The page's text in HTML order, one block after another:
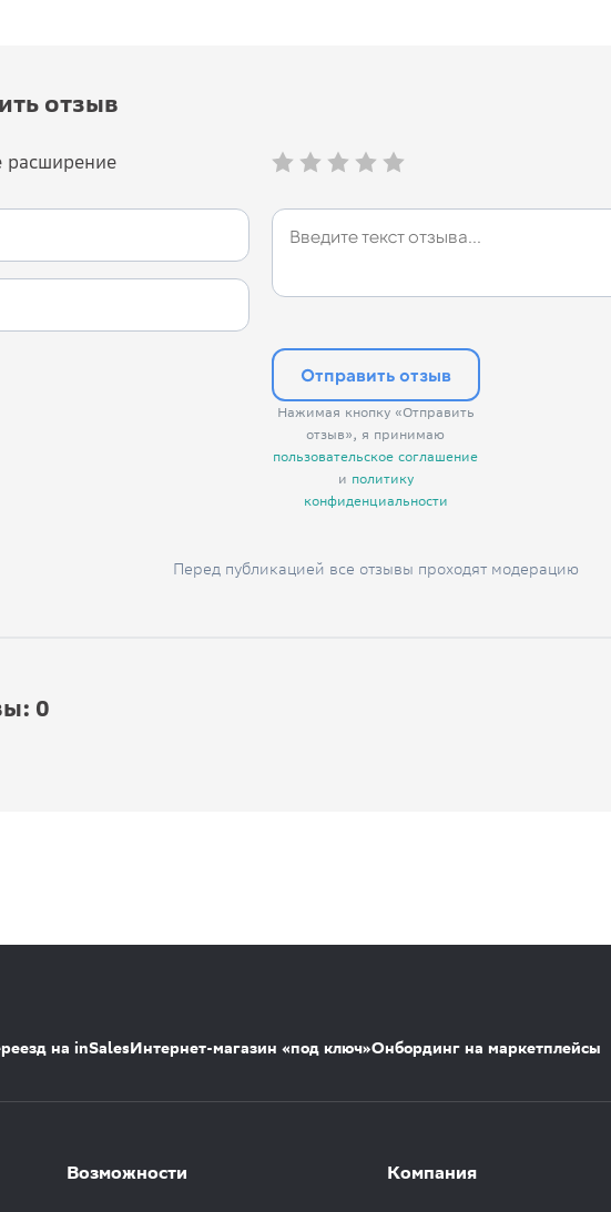
отзыв
расширение
Отправить отзыв
Нажимая кнопку «Отправить
отзыв», я принимаю
пользовательское соглашение
и политику
конфиденциальности
Перед публикацией все отзывы проходят модерацию
0
на inSalesИнтернет-магазин «под ключ»Онбординг на маркетплейсы
Возможности Компания